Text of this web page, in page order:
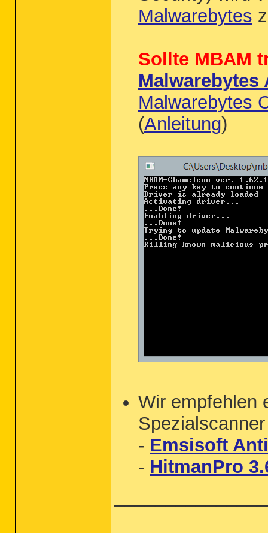
Malwarebytes
Sollte MBAM
Malwarebytes
Malwarebytes
(Anleitung)
Wir empfehlen
- Emsisoft
- HitmanPro